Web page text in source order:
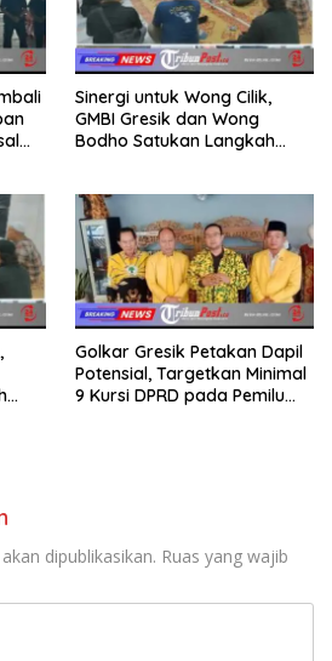
Sinergi untuk Wong Cilik,
GMBI Gresik dan Wong
Bodho Satukan Langkah
Golkar Gresik Petakan Dapil
Potensial, Targetkan Minimal
9 Kursi DPRD pada Pemilu
dipublikasikan. Ruas yang wajib